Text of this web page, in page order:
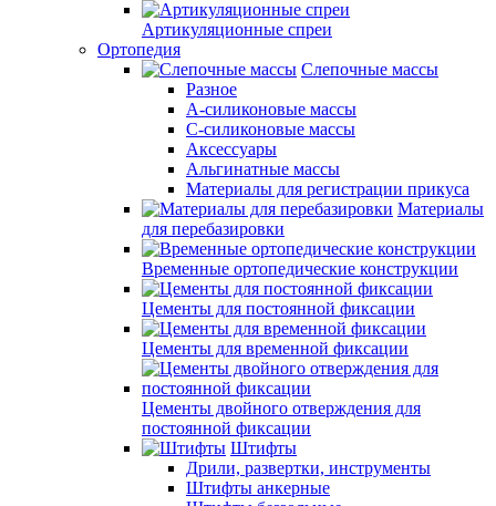
Артикуляционные спреи
Ортопедия
Слепочные массы
Разное
А-силиконовые массы
С-силиконовые массы
Аксессуары
Альгинатные массы
Материалы для регистрации прикуса
Материалы
для перебазировки
Временные ортопедические конструкции
Цементы для постоянной фиксации
Цементы для временной фиксации
Цементы двойного отверждения для
постоянной фиксации
Штифты
Дрили, развертки, инструменты
Штифты анкерные